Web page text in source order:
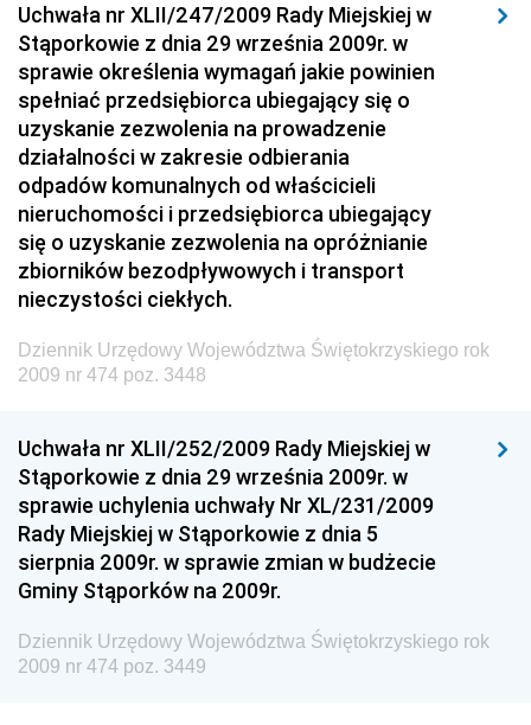
Dziennik Urzędowy Ministra Rozwoju i Finansów
Dziennik Urzędowy Wyższego Urzędu Górniczego
Dziennik Urzędowy Prezesa Urzędu Transportu
Kolejowego
Dziennik Urzędowy Ministra Przedsiębiorczości i
Technologii
Dziennik Urzędowy Ministra Inwestycji i Rozwoju
Dziennik Urzędowy Naczelnego Dyrektora Archiwów
Państwowych
Dziennik Urzędowy Ministra Finansów, Inwestycji i
Rozwoju
Dziennik Urzędowy Ministra Sportu
Dziennik Urzędowy Ministra Funduszy i Polityki
Regionalnej
Dziennik Urzędowy Ministra Aktywów Państwowych
Dziennik Urzędowy Ministra Zdrowia
Dziennik Urzędowy Ministra Środowiska i Głównego
Inspektora Ochrony Środowiska
Uchwała nr XLII/247/2009 Rady Miejskiej w
Stąporkowie z dnia 29 września 2009r. w
sprawie określenia wymagań jakie powinien
spełniać przedsiębiorca ubiegający się o
uzyskanie zezwolenia na prowadzenie
działalności w zakresie odbierania
odpadów komunalnych od właścicieli
nieruchomości i przedsiębiorca ubiegający
się o uzyskanie zezwolenia na opróżnianie
zbiorników bezodpływowych i transport
nieczystości ciekłych.
Dziennik Urzędowy Województwa Świętokrzyskiego rok
2009 nr 474 poz. 3448
Uchwała nr XLII/252/2009 Rady Miejskiej w
Stąporkowie z dnia 29 września 2009r. w
sprawie uchylenia uchwały Nr XL/231/2009
Rady Miejskiej w Stąporkowie z dnia 5
sierpnia 2009r. w sprawie zmian w budżecie
Gminy Stąporków na 2009r.
Dziennik Urzędowy Województwa Świętokrzyskiego rok
2009 nr 474 poz. 3449